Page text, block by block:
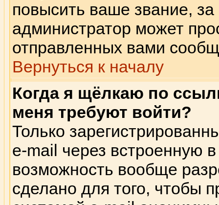
повысить ваше звание,
администратор может
отправленных вами
Вернуться к началу
Когда я щёлкаю по
меня требуют войти?
Только
e-mail через встроенную
возможность вообще
сделано для того, чтобы